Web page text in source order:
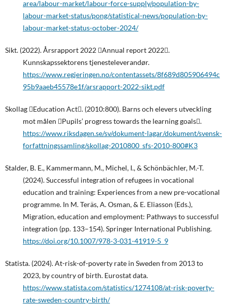
area/labour-market/labour-force-supply/population-by-
labour-market-status/pong/statistical-news/population-by-
labour-market-status-october-2024/
Sikt. (2022). Årsrapport 2022 Annual report 2022.
Kunnskapssektorens tjenesteleverandør.
https://www.regjeringen.no/contentassets/8f689d805906494c
95b9aaeb45578e1f/arsrapport-2022-sikt.pdf
Skollag Education Act. (2010:800). Barns och elevers utveckling
mot målen Pupils’ progress towards the learning goals.
https://www.riksdagen.se/sv/dokument-lagar/dokument/svensk-
forfattningssamling/skollag-2010800_sfs-2010-800#K3
Stalder, B. E., Kammermann, M., Michel, I., & Schönbächler, M.-T.
(2024). Successful integration of refugees in vocational
education and training: Experiences from a new pre-vocational
programme. In M. Teräs, A. Osman, & E. Eliasson (Eds.),
Migration, education and employment: Pathways to successful
integration (pp. 133–154). Springer International Publishing.
https://doi.org/10.1007/978-3-031-41919-5_9
Statista. (2024). At-risk-of-poverty rate in Sweden from 2013 to
2023, by country of birth. Eurostat data.
https://www.statista.com/statistics/1274108/at-risk-poverty-
rate-sweden-country-birth/